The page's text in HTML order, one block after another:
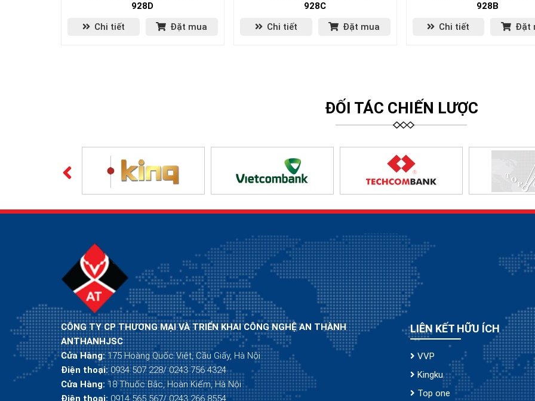
928D
Chi tiết
Đặt mua
928C
Chi tiết
Đặt mua
928B
Chi tiết
Đặt
ĐỐI TÁC CHIẾN LƯỢC
CÔNG TY CP THƯƠNG MẠI VÀ TRIỂN KHAI CÔNG NGHỆ AN THÀNH
ANTHANHJSC
Cửa Hàng:175 Hoàng Quốc Việt, Cầu Giấy, Hà Nội
Điện thoại:0934 507 228/ 0243 756 4324
Cửa Hàng: 18 Thuốc Bắc, Hoàn Kiếm, Hà Nội
Điện thoại: 0914 565 567/ 0243 266 8554
LIÊN KẾT HỮU ÍCH
VVP
Kingku
Top one